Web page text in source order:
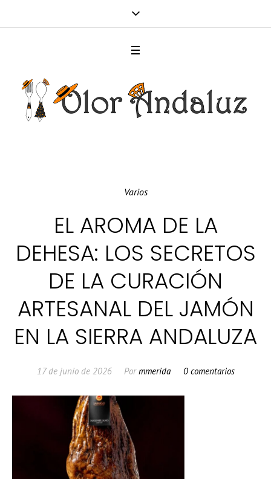
Varios
EL AROMA DE LA
DEHESA: LOS SECRETOS
DE LA CURACIÓN
ARTESANAL DEL JAMÓN
EN LA SIERRA ANDALUZA
17 de junio de 2026 Pormmerida 0 comentarios